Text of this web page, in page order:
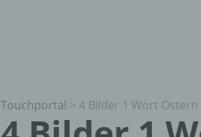
Touchportal > 4 Bilder 1 Wort Ostern